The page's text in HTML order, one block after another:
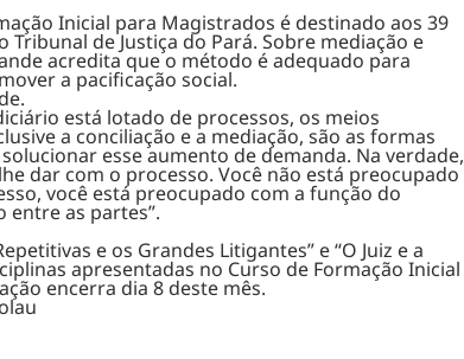
Inicial para Magistrados é destinado aos 39
Tribunal de Justiça do Pará. Sobre mediação e
acredita que o método é adequado para
a pacificação social.
está lotado de processos, os meios
a conciliação e a mediação, são as formas
esse aumento de demanda. Na verdade,
dar com o processo. Você não está preocupado
você está preocupado com a função do
entre as partes”.
e os Grandes Litigantes” e “O Juiz e a
apresentadas no Curso de Formação Inicial
encerra dia 8 deste mês.